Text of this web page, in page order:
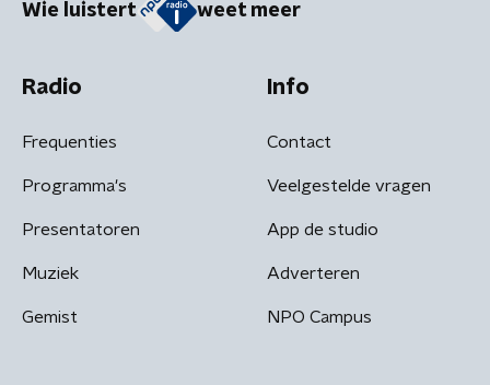
Wie luistert weet meer
Radio
Frequenties
Programma's
Presentatoren
Muziek
Gemist
Info
Contact
Veelgestelde vragen
App de studio
Adverteren
NPO Campus